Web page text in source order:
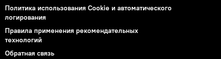
Политика использования Cookie и автоматического
логирования
Правила применения рекомендательных
технологий
Обратная связь